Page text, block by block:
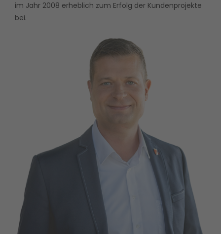
im Jahr 2008 erheblich zum Erfolg der Kundenprojekte
bei.